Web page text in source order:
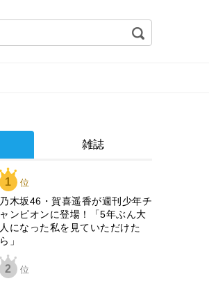
雑誌
1 位
乃木坂46・賀喜遥香が週刊少年チ
ャンピオンに登場！「5年ぶん大
人になった私を見ていただけた
ら」
2 位